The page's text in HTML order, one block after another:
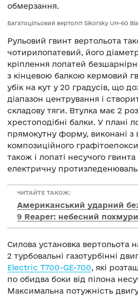
обмерзання.
Багатоцільовий вертоліт Sikorsky UH-60
Рульовий гвинт вертольота
чотирилопатевий, його
кріплення лопатей
з кінцевою балкою кермовий
убік на кут у 20 градусів, що
діапазон центрування і
складову тяги. Втулка має 2
хрестоподібні балки. У плані
прямокутну форму, виконані з
композиційного
також і лопаті несучого
електричну
ЧИТАЙТЕ ТАКОЖ:
Американський ударний
9 Reaper: небесний
Силова установка вертольота
2 турбовальні газотурбінні
Electric T700-GE-700, які
по обидва боки від пілона
Максимальна потужність